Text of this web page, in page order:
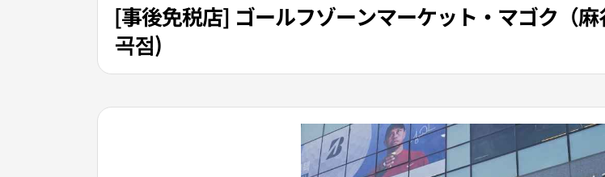
[事後免税店] ゴールフゾーンマーケット・マゴク（
곡점)